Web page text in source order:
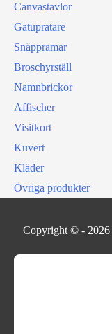
Canvastavlor
Gatupratare
Snäppramar
Broschyrställ
Namnbrickor
Affischer
Visitkort
Kuvert
Kläder
Övriga produkter
Copyright © - 2026